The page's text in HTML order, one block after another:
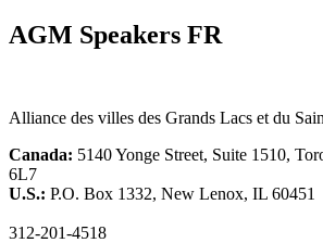
AGM Speakers FR
Alliance des villes des Grands Lacs et du
Canada: 5140 Yonge Street, Suite 1510,
6L7
U.S.: P.O. Box 1332, New Lenox, IL 60451
312-201-4518